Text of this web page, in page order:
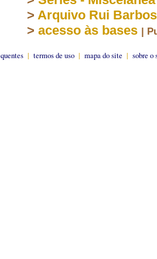
> Arquivo Rui
> acesso às bases |
| termos de uso | mapa do site | sobre o